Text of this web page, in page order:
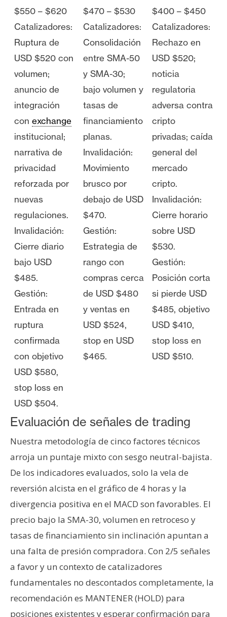
$550 – $620
Catalizadores:
Ruptura de
USD $520 con
volumen;
anuncio de
integración
con exchange
institucional;
narrativa de
privacidad
reforzada por
nuevas
regulaciones.
Invalidación:
Cierre diario
bajo USD
$485.
Gestión:
Entrada en
ruptura
confirmada
con objetivo
USD $580,
stop loss en
USD $504.
$470 – $530
Catalizadores:
Consolidación
entre SMA-50
y SMA-30;
bajo volumen y
tasas de
financiamiento
planas.
Invalidación:
Movimiento
brusco por
debajo de USD
$470.
Gestión:
Estrategia de
rango con
compras cerca
de USD $480
y ventas en
USD $524,
stop en USD
$465.
$400 – $450
Catalizadores:
Rechazo en
USD $520;
noticia
regulatoria
adversa contra
cripto
privadas; caída
general del
mercado
cripto.
Invalidación:
Cierre horario
sobre USD
$530.
Gestión:
Posición corta
si pierde USD
$485, objetivo
USD $410,
stop loss en
USD $510.
Evaluación de señales de trading
Nuestra metodología de cinco factores técnicos
arroja un puntaje mixto con sesgo neutral-bajista.
De los indicadores evaluados, solo la vela de
reversión alcista en el gráfico de 4 horas y la
divergencia positiva en el MACD son favorables. El
precio bajo la SMA-30, volumen en retroceso y
tasas de financiamiento sin inclinación apuntan a
una falta de presión compradora. Con 2/5 señales
a favor y un contexto de catalizadores
fundamentales no descontados completamente, la
recomendación es MANTENER (HOLD) para
posiciones existentes y esperar confirmación para